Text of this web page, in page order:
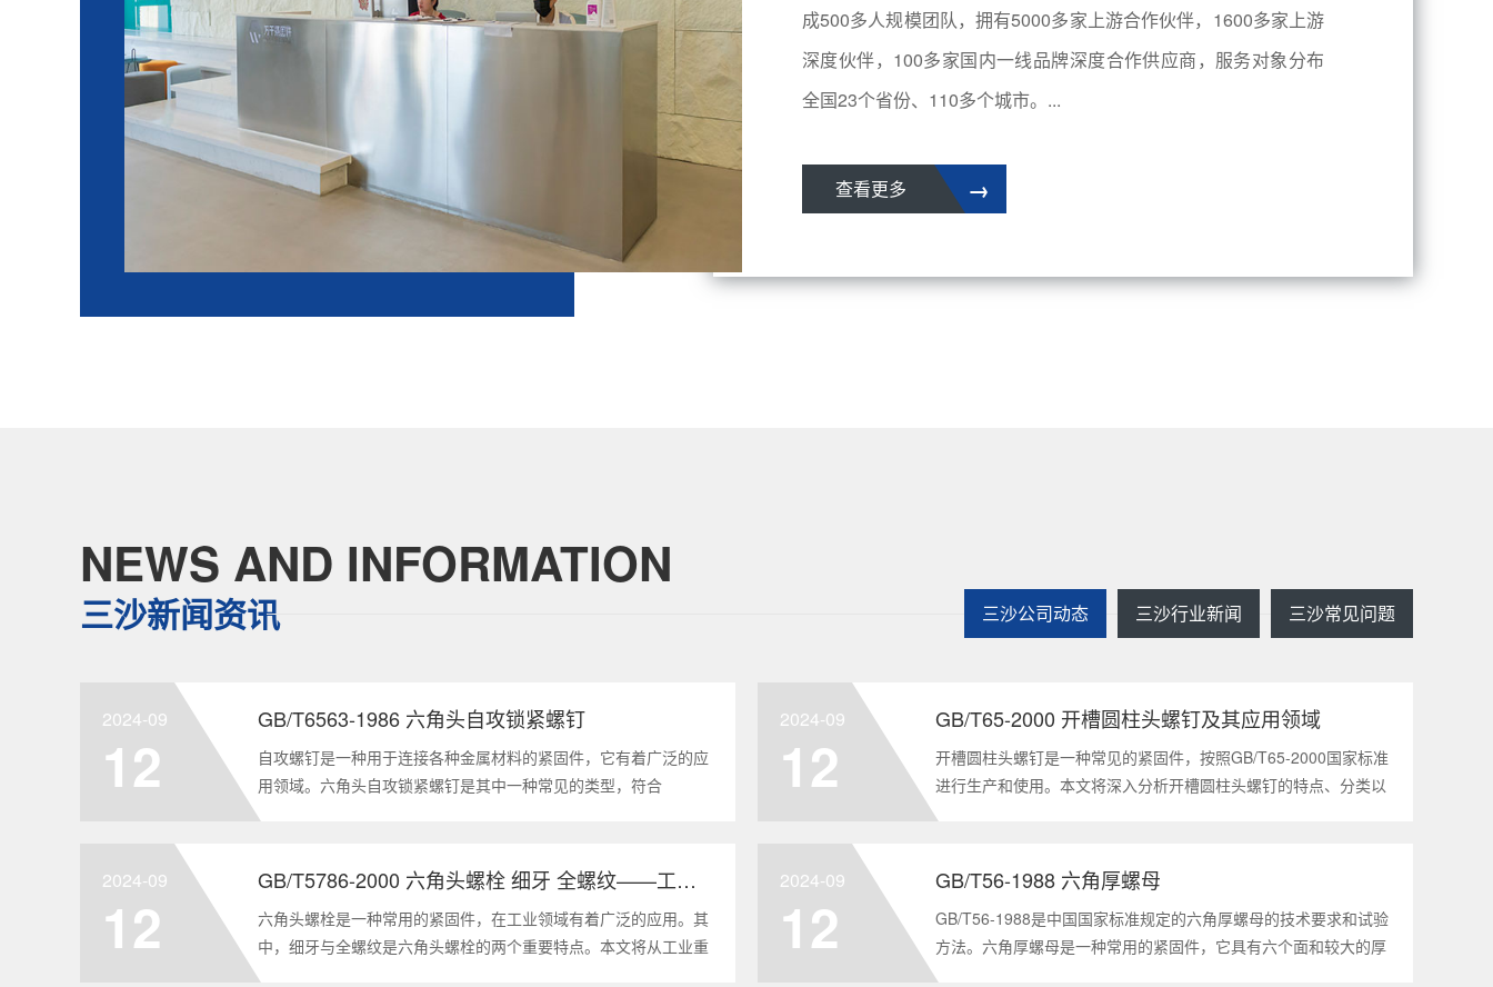
成500多人规模团队，拥有5000多家上游合作伙伴，1600多家上游
深度伙伴，100多家国内一线品牌深度合作供应商，服务对象分布
全国23个省份、110多个城市。...
→
查看更多
NEWS AND INFORMATION
三沙新闻资讯 三沙公司动态 三沙行业新闻 三沙常见问题
2024-09
12
GB/T6563-1986 六角头自攻锁紧螺钉
自攻螺钉是一种用于连接各种金属材料的紧固件，它有着广泛的应
用领域。六角头自攻锁紧螺钉是其中一种常见的类型，符合
GB/T6563-1986标准。本文将深度分析这种螺钉的特点、应用以及
2024-09
12
GB/T65-2000 开槽圆柱头螺钉及其应用领域
开槽圆柱头螺钉是一种常见的紧固件，按照GB/T65-2000国家标准
进行生产和使用。本文将深入分析开槽圆柱头螺钉的特点、分类以
及应用领域，帮助读者更好地了解和应用该种螺钉。什么是
2024-09
12
GB/T5786-2000 六角头螺栓 细牙 全螺纹——工业重要性和特点
六角头螺栓是一种常用的紧固件，在工业领域有着广泛的应用。其
中，细牙与全螺纹是六角头螺栓的两个重要特点。本文将从工业重
要性和特点两个方面，对GB/T5786-2000标准下的六角头螺栓 细
2024-09
12
GB/T56-1988 六角厚螺母
GB/T56-1988是中国国家标准规定的六角厚螺母的技术要求和试验
方法。六角厚螺母是一种常用的紧固件，它具有六个面和较大的厚
度。它通常用于需要更大的力矩和耐久性的紧固装配。六角厚螺母